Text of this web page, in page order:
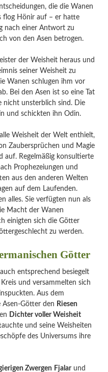
die die Wanen
flog Hönir auf – er hatte
nach einer Antwort zu
von den Asen betrogen.
der Weisheit heraus und
seiner Weisheit zu
Wanen schlugen ihm vor
Bei den Asen ist so eine Tat
nicht unsterblich sind. Die
und schickten ihn Odin.
Weisheit der Welt enthielt,
Zaubersprüchen und Magie
auf. Regelmäßig konsultierte
Prophezeiungen und
aus den anderen Welten
auf dem Laufenden.
alles. Sie verfügten nun als
Macht der Wanen
einigten sich die Götter
zu werden.
Götter
entsprechend besiegelt
und versammelten sich
Aus dem
Asen-Götter den Riesen
Dichter voller Weisheit
und seine Weisheiten
des Universums ihre
Zwergen Fjalarund